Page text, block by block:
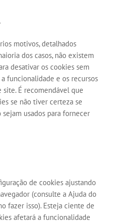
motivos, detalhados
dos casos, não existem
desativar os cookies sem
funcionalidade e os recursos
É recomendável que
se não tiver certeza se
sejam usados ​​para fornecer
de cookies ajustando
(consulte a Ajuda do
fazer isso). Esteja ciente de
afetará a funcionalidade